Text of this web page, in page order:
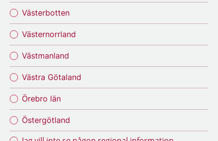
Västerbotten
Västernorrland
Västmanland
Västra Götaland
Örebro län
Östergötland